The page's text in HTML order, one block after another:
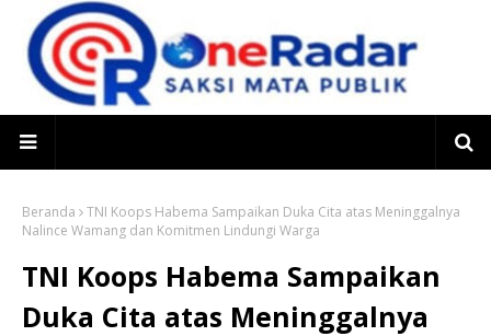
Beranda
TNI Koops Habema Sampaikan Duka Cita atas Meninggalnya
Nalince Wamang dan Komitmen Lindungi Warga
TNI Koops Habema Sampaikan
Duka Cita atas Meninggalnya